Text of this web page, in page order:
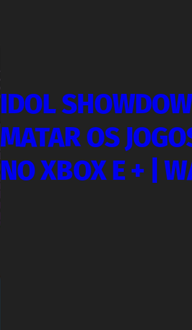
IDOL
MATAR OS
NO XBOX E + |